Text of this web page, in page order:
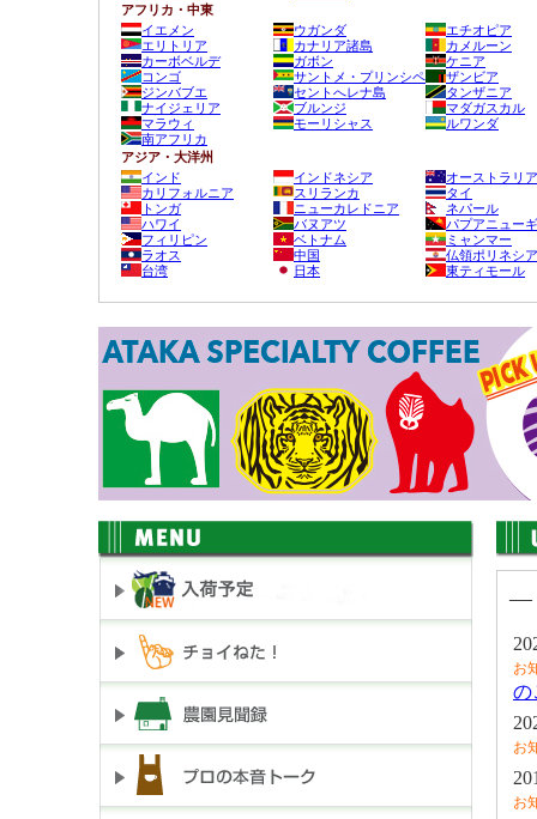
アフリカ・中東
イエメン
ウガンダ
エチオピア
エリトリア
カナリア諸島
カメルーン
カーボベルデ
ガボン
ケニア
コンゴ
サントメ・プリンシペ
ザンビア
ジンバブエ
セントへレナ島
タンザニア
ナイジェリア
ブルンジ
マダガスカル
マラウィ
モーリシャス
ルワンダ
南アフリカ
アジア・大洋州
インド
インドネシア
オーストラリア
カリフォルニア
スリランカ
タイ
トンガ
ニューカレドニア
ネパール
ハワイ
バヌアツ
パプアニュー
フィリピン
ベトナム
ミャンマー
ラオス
中国
仏領ポリネシア
台湾
日本 東ティモール
―
お
の
お
お